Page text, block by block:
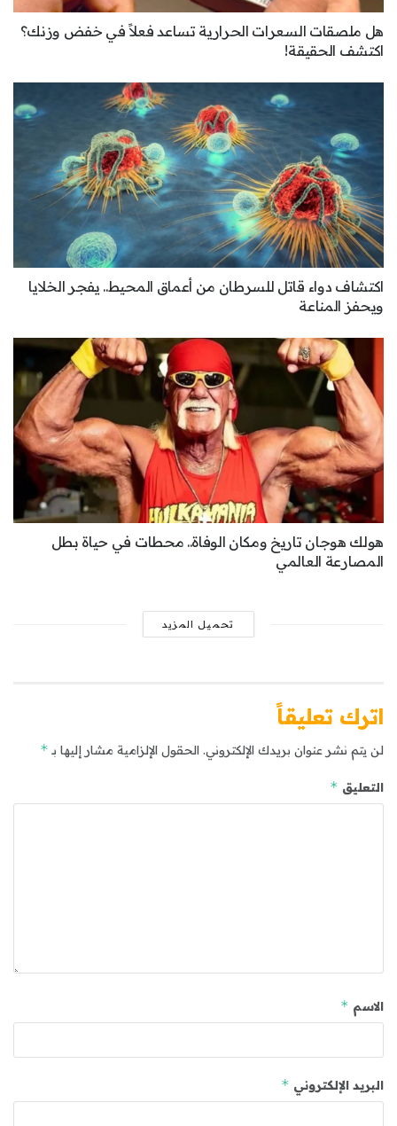
هل ملصقات السعرات الحرارية تساعد فعلاً في خفض وزنك؟
اكتشف الحقيقة!
اكتشاف دواء قاتل للسرطان من أعماق المحيط.. يفجر الخلايا
ويحفز المناعة
هولك هوجان تاريخ ومكان الوفاة.. محطات في حياة بطل
المصارعة العالمي
تحميل المزيد
اترك تعليقاً
لن يتم نشر عنوان بريدك الإلكتروني. الحقول الإلزامية مشار إليها بـ *
التعليق *
الاسم *
البريد الإلكتروني *